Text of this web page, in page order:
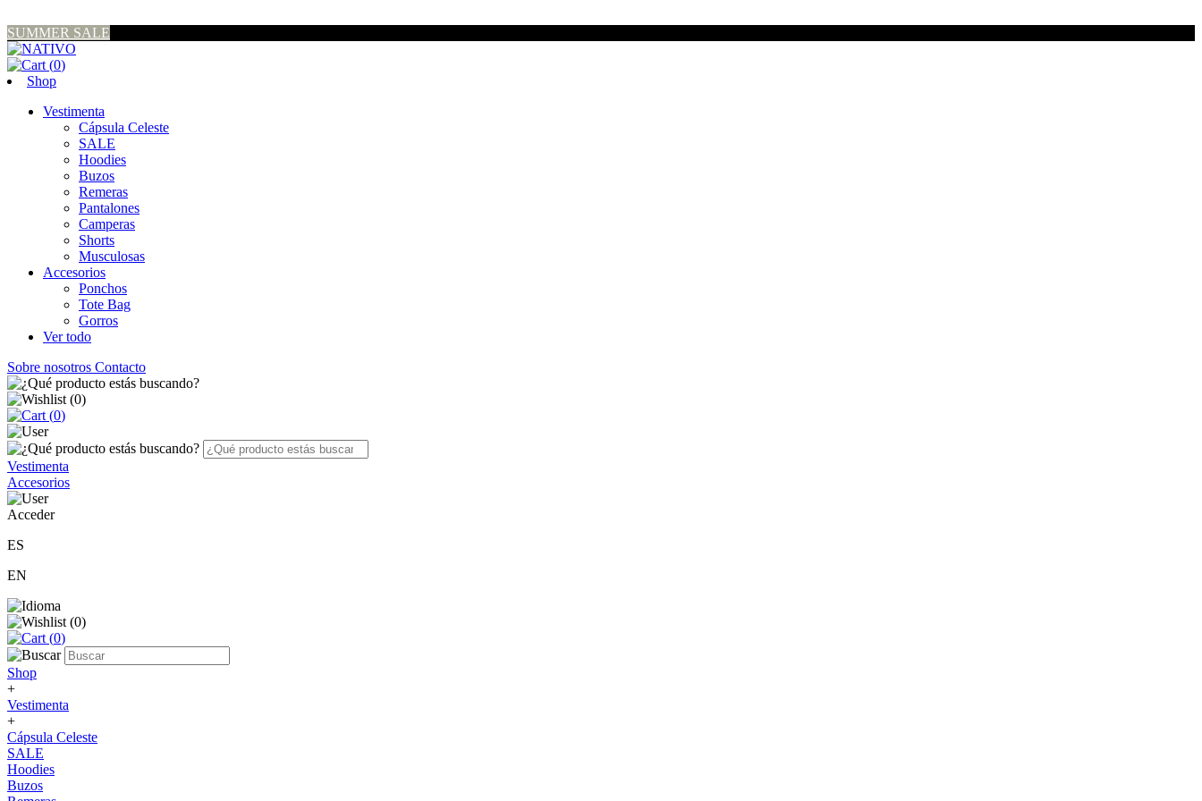
SUMMER SALE
(0)
Shop
Vestimenta
Cápsula Celeste
SALE
Hoodies
Buzos
Remeras
Pantalones
Camperas
Shorts
Musculosas
Accesorios
Ponchos
Tote Bag
Gorros
Ver todo
Sobre nosotros Contacto
(0)
(0)
Vestimenta
Accesorios
Acceder
ES
EN
(0)
(0)
Shop
+
Vestimenta
+
Cápsula Celeste
SALE
Hoodies
Buzos